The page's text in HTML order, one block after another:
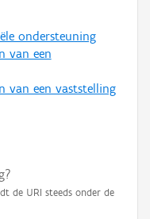
ondersteuning
van een
van een vaststelling
de URI steeds onder de